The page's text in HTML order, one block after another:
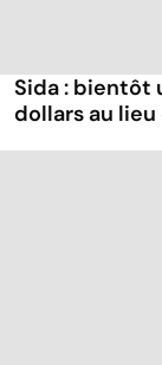
Sida : bientôt
dollars au